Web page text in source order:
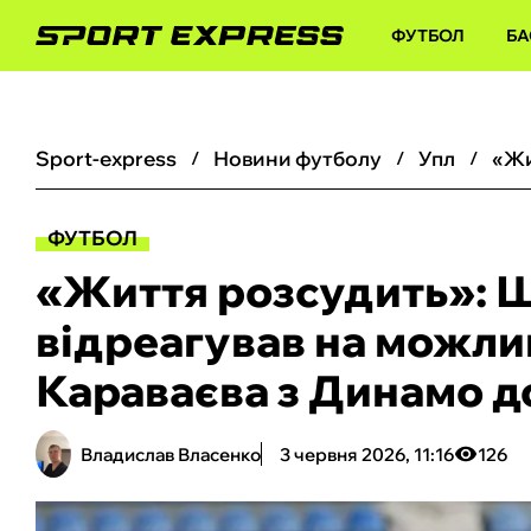
ФУТБОЛ
sport-express новини футболу упл
ФУТБОЛ
«‎Життя розсудить»:
відреагував на
Караваєва з Динамо
Владислав Власенко 3 червня 2026, 11:16 126